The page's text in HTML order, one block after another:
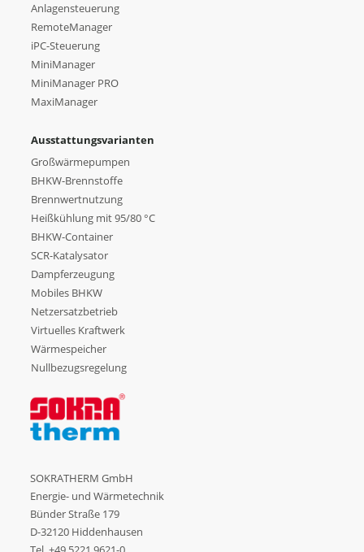
Anlagensteuerung
RemoteManager
iPC-Steuerung
MiniManager
MiniManager PRO
MaxiManager
Ausstattungsvarianten
Großwärmepumpen
BHKW-Brennstoffe
Brennwertnutzung
Heißkühlung mit 95/80 °C
BHKW-Container
SCR-Katalysator
Dampferzeugung
Mobiles BHKW
Netzersatzbetrieb
Virtuelles Kraftwerk
Wärmespeicher
Nullbezugsregelung
SOKRATHERM GmbH
Energie- und Wärmetechnik
Bünder Straße 179
D-32120 Hiddenhausen